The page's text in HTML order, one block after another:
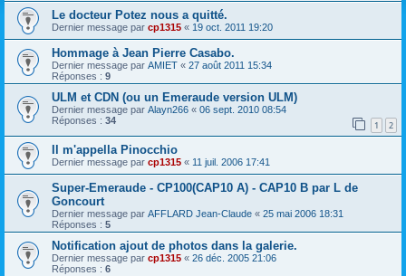
Le docteur Potez nous a quitté.
Dernier message par cp1315 « 19 oct. 2011 19:20
Hommage à Jean Pierre Casabo.
Dernier message par AMIET « 27 août 2011 15:34
Réponses : 9
ULM et CDN (ou un Emeraude version ULM)
Dernier message par Alayn266 « 06 sept. 2010 08:54
Réponses : 34 1 2
Il m'appella Pinocchio
Dernier message par cp1315 « 11 juil. 2006 17:41
Super-Emeraude - CP100(CAP10 A) - CAP10 B par L de
Goncourt
Dernier message par AFFLARD Jean-Claude « 25 mai 2006 18:31
Réponses : 5
Notification ajout de photos dans la galerie.
Dernier message par cp1315 « 26 déc. 2005 21:06
Réponses : 6